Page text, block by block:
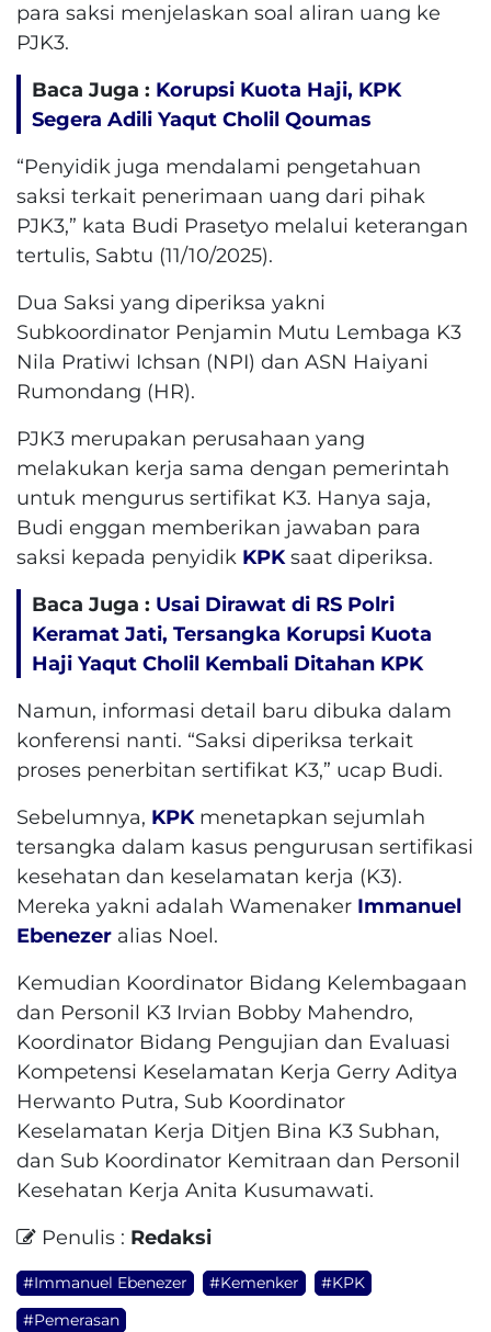
para saksi menjelaskan soal aliran uang ke
PJK3.
Baca Juga : Korupsi Kuota Haji, KPK
Segera Adili Yaqut Cholil Qoumas
“Penyidik ​​juga mendalami pengetahuan
saksi terkait penerimaan uang dari pihak
PJK3,” kata Budi Prasetyo melalui keterangan
tertulis, Sabtu (11/10/2025).
Dua Saksi yang diperiksa yakni
Subkoordinator Penjamin Mutu Lembaga K3
Nila Pratiwi Ichsan (NPI) dan ASN Haiyani
Rumondang (HR).
PJK3 merupakan perusahaan yang
melakukan kerja sama dengan pemerintah
untuk mengurus sertifikat K3. Hanya saja,
Budi enggan memberikan jawaban para
saksi kepada penyidik KPK saat diperiksa.
Baca Juga : Usai Dirawat di RS Polri
Keramat Jati, Tersangka Korupsi Kuota
Haji Yaqut Cholil Kembali Ditahan KPK
Namun, informasi detail baru dibuka dalam
konferensi nanti. “Saksi diperiksa terkait
proses penerbitan sertifikat K3,” ucap Budi.
Sebelumnya, KPK menetapkan sejumlah
tersangka dalam kasus pengurusan sertifikasi
kesehatan dan keselamatan kerja (K3).
Mereka yakni adalah Wamenaker Immanuel
Ebenezer alias Noel.
Kemudian Koordinator Bidang Kelembagaan
dan Personil K3 Irvian Bobby Mahendro,
Koordinator Bidang Pengujian dan Evaluasi
Kompetensi Keselamatan Kerja Gerry Aditya
Herwanto Putra, Sub Koordinator
Keselamatan Kerja Ditjen Bina K3 Subhan,
dan Sub Koordinator Kemitraan dan Personil
Kesehatan Kerja Anita Kusumawati.
Penulis : Redaksi
#Immanuel Ebenezer #Kemenker
#KPK
#Pemerasan